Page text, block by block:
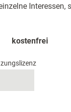
Interessen,
kostenfrei